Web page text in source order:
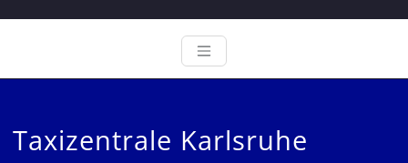
Taxizentrale Karlsruhe